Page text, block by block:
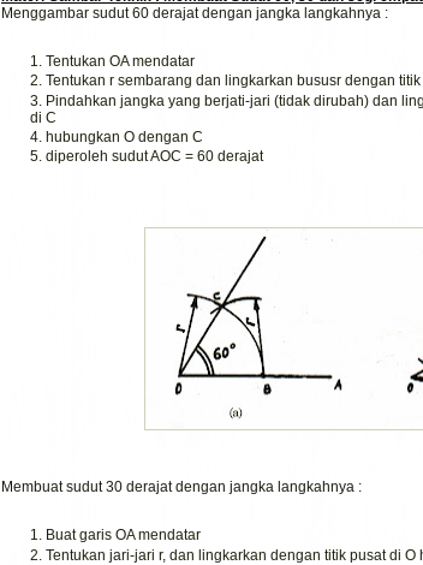
Menggambar sudut 60 derajat dengan jangka langkahnya :
Tentukan OA mendatar
Tentukan r sembarang dan lingkarkan bususr dengan
Pindahkan jangka yang berjati-jari (tidak dirubah) dan
di C
hubungkan O dengan C
diperoleh sudut AOC = 60 derajat
Membuat sudut 30 derajat dengan jangka langkahnya :
Buat garis OA mendatar
Tentukan jari-jari r, dan lingkarkan dengan titik pusat di